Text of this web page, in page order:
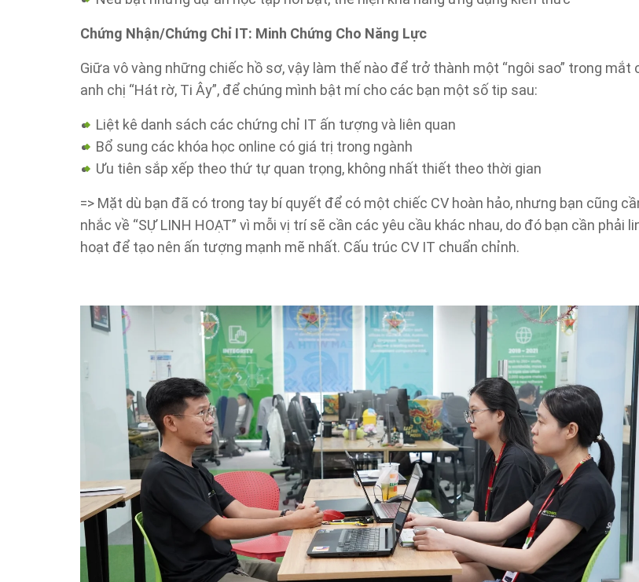
Chứng Nhận/Chứng Chỉ IT: Minh Chứng Cho Năng Lực
Giữa vô vàng những chiếc hồ sơ, vậy làm thế nào để trở thành một “ngôi sao” trong mắt
anh chị “Hát rờ, Ti Ây”, để chúng mình bật mí cho các bạn một số tip sau:
Liệt kê danh sách các chứng chỉ IT ấn tượng và liên quan
Bổ sung các khóa học online có giá trị trong ngành
Ưu tiên sắp xếp theo thứ tự quan trọng, không nhất thiết theo thời gian
=> Mặt dù bạn đã có trong tay bí quyết để có một chiếc CV hoàn hảo, nhưng bạn cũng
nhắc về “SỰ LINH HOẠT” vì mỗi vị trí sẽ cần các yêu cầu khác nhau, do đó bạn cần phải
hoạt để tạo nên ấn tượng mạnh mẽ nhất. Cấu trúc CV IT chuẩn chỉnh.